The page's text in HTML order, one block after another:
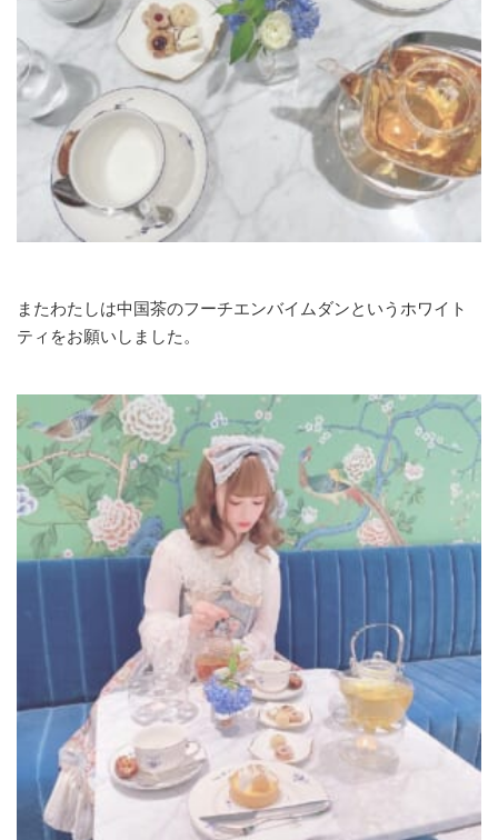
またわたしは中国茶のフーチエンバイムダンというホワイト
ティをお願いしました。